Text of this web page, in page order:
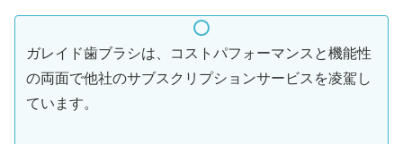
ガレイド歯ブラシは、コストパフォーマンスと機能性
の両面で他社のサブスクリプションサービスを凌駕し
ています。